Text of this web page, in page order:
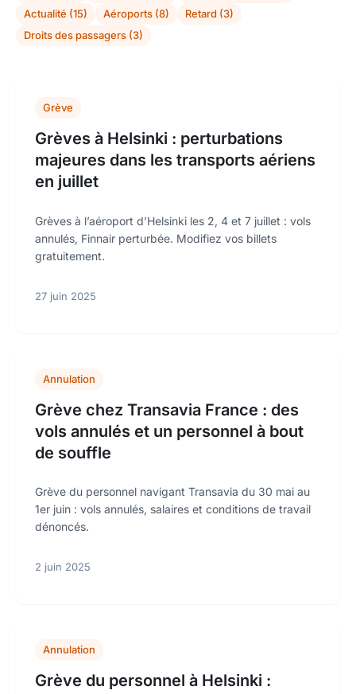
Actualité (15)
Aéroports (8)
Retard (3)
Droits des passagers (3)
Grève
Grèves à Helsinki : perturbations
majeures dans les transports aériens
en juillet
Grèves à l’aéroport d’Helsinki les 2, 4 et 7 juillet : vols
annulés, Finnair perturbée. Modifiez vos billets
gratuitement.
27 juin 2025
Annulation
Grève chez Transavia France : des
vols annulés et un personnel à bout
de souffle
Grève du personnel navigant Transavia du 30 mai au
1er juin : vols annulés, salaires et conditions de travail
dénoncés.
2 juin 2025
Annulation
Grève du personnel à Helsinki :